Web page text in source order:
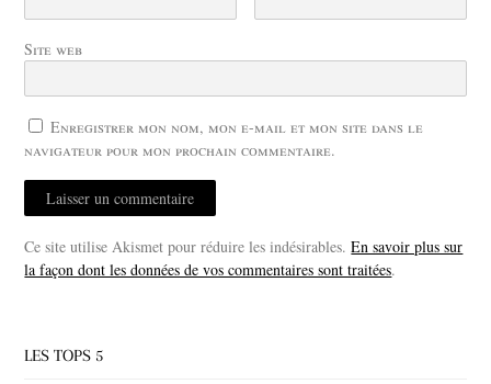
Site web
Enregistrer mon nom, mon e-mail et mon site dans le
navigateur pour mon prochain commentaire.
Ce site utilise Akismet pour réduire les indésirables.En savoir plus sur
la façon dont les données de vos commentaires sont traitées.
LES TOPS 5